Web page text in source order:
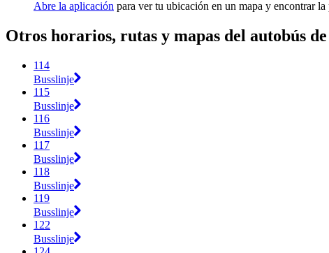
Abre la aplicación para ver tu ubicación en un mapa y encontrar la
Otros horarios, rutas y mapas del autobús
114
Busslinje
115
Busslinje
116
Busslinje
117
Busslinje
118
Busslinje
119
Busslinje
122
Busslinje